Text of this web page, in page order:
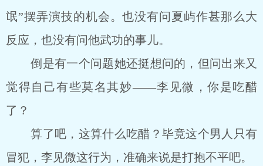
氓”摆弄演技的机会。也没有问夏屿作甚那么大
反应，也没有问他武功的事儿。
倒是有一个问题她还挺想问的，但问出来又
觉得自己有些莫名其妙――李见微，你是吃醋
了？
算了吧，这算什么吃醋？毕竟这个男人只有
冒犯，李见微这行为，准确来说是打抱不平吧。